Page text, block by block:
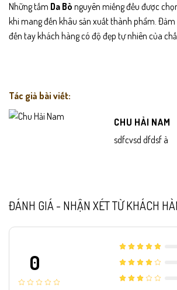
Những tấm Da Bò nguyên miếng đều được
khi mang đến khâu sản xuất thành phẩm.
đến tay khách hàng có độ đẹp tự nhiên của
Tác giả bài viết:
CHU HẢI NAM
sdfcvsd dfdsf à
ĐÁNH GIÁ - NHẬN XÉT TỪ KHÁCH
0